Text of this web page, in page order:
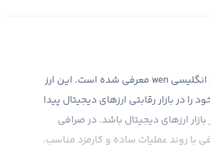
ارز دیجیتال ون، ارزی جدید در بازار کریپتوکارنسی است که به تازگی با نماد ون و نام انگلیسی wen معرفی شده است. این ارز
در بازار رقابتی ارزهای دیجیتال پیدا
ارزهای دیجیتال باشد. در صرافی
با روند عملیات ساده و کارمزد مناسب،